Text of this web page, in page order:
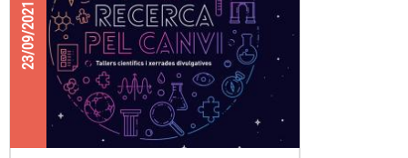
23/09/2021